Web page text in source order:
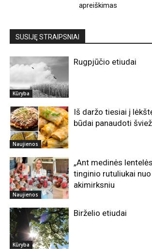
apreiškimas
SUSIJĘ STRAIPSNIAI
Kūryba
Rugpjūčio etiudai
Naujienos
Iš daržo tiesiai į
būdai panaudoti
Naujienos
„Ant medinės
tinginio rutuliukai
akimirksniu
Kūryba
Birželio etiudai